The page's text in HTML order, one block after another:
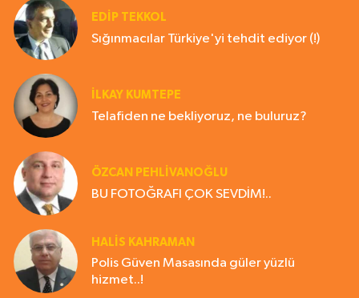
EDIP TEKKOL
Sığınmacılar Türkiye'yi tehdit ediyor (!)
İLKAY KUMTEPE
Telafiden ne bekliyoruz, ne buluruz?
ÖZCAN PEHLİVANOĞLU
BU FOTOĞRAFI ÇOK SEVDİM!..
HALIS KAHRAMAN
Polis Güven Masasında güler yüzlü
hizmet..!